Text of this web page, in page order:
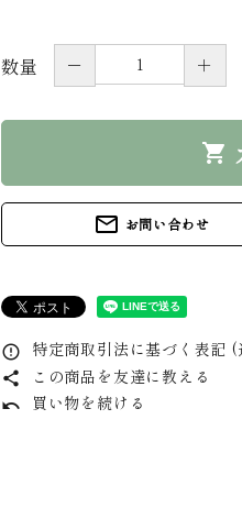
数量 － ＋
shopping_cart
mail_outline お問い合わせ
error_outline 特定商取引法に基づく表記 (
share この商品を友達に教える
undo 買い物を続ける